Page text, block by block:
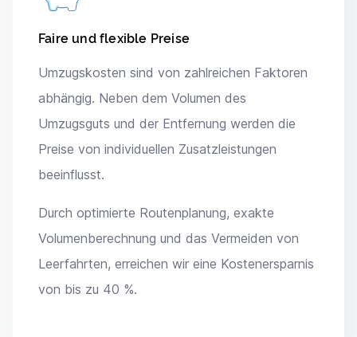
Faire und flexible Preise
Umzugskosten sind von zahlreichen Faktoren
abhängig. Neben dem Volumen des
Umzugsguts und der Entfernung werden die
Preise von individuellen Zusatzleistungen
beeinflusst.
Durch optimierte Routenplanung, exakte
Volumenberechnung und das Vermeiden von
Leerfahrten, erreichen wir eine Kostenersparnis
von bis zu 40 %.